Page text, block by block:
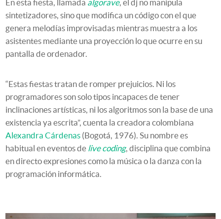
En esta fiesta, llamada algorave, el dj no manipula
sintetizadores, sino que modifica un código con el que
genera melodías improvisadas mientras muestra a los
asistentes mediante una proyección lo que ocurre en su
pantalla de ordenador.
“Estas fiestas tratan de romper prejuicios. Ni los
programadores son solo tipos incapaces de tener
inclinaciones artísticas, ni los algoritmos son la base de una
existencia ya escrita”, cuenta la creadora colombiana
Alexandra Cárdenas (Bogotá, 1976). Su nombre es
habitual en eventos de live coding, disciplina que combina
en directo expresiones como la música o la danza con la
programación informática.